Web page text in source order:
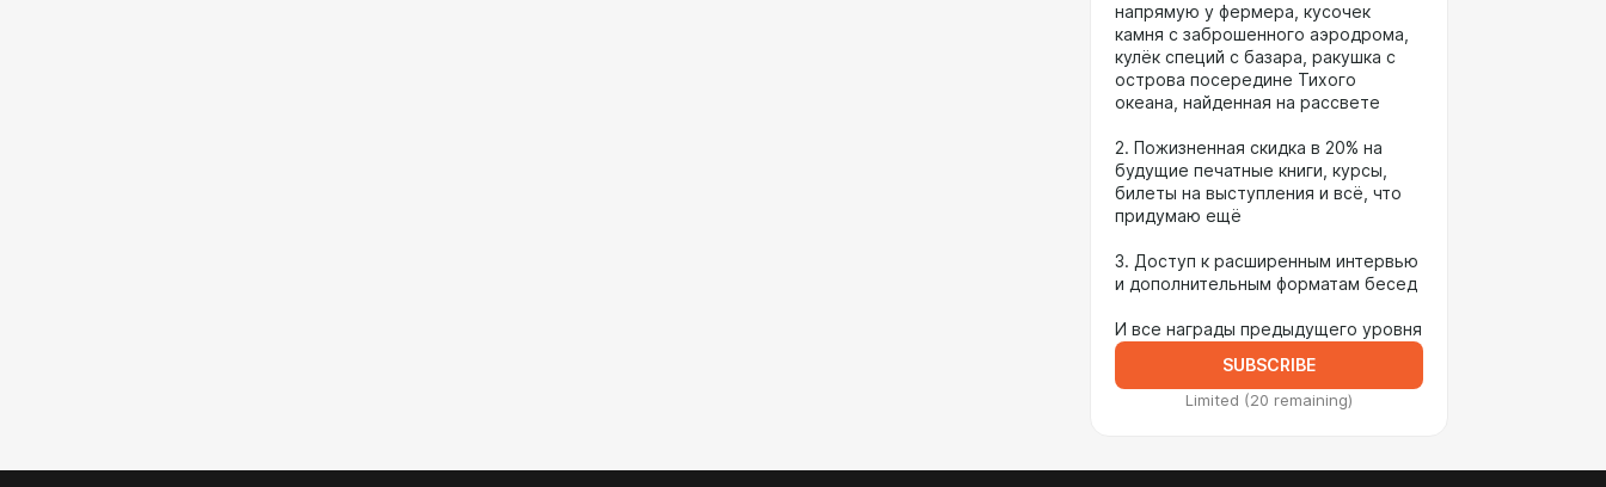
напрямую у фермера, кусочек
камня с заброшенного аэродрома,
кулёк специй с базара, ракушка с
острова посередине Тихого
океана, найденная на рассвете
2. Пожизненная скидка в 20% на
будущие печатные книги, курсы,
билеты на выступления и всё, что
придумаю ещё
3. Доступ к расширенным интервью
и дополнительным форматам бесед
И все награды предыдущего уровня
SUBSCRIBE
Limited (20 remaining)